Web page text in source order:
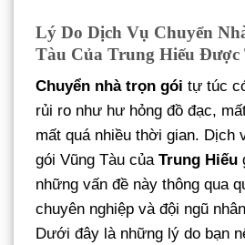
Lý Do Dịch Vụ Chuyển
Tàu Của Trung Hiếu Được
Chuyển nhà trọn gói tự túc
rủi ro như hư hỏng đồ đạc,
mất quá nhiều thời gian. Dịch
gói Vũng Tàu của Trung Hiếu
những vấn đề này thông qua
chuyên nghiệp và đội ngũ
Dưới đây là những lý do bạn